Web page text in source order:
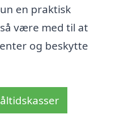
en praktisk
være med til at
og beskytte